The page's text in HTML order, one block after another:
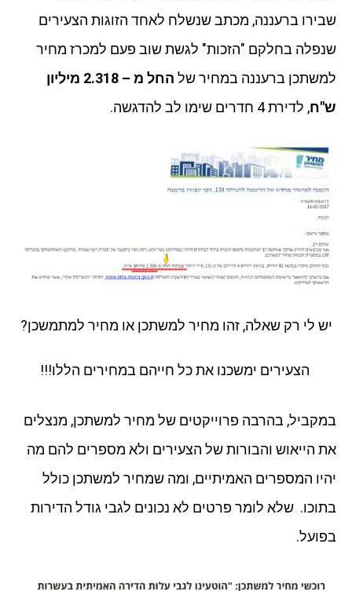
שבירו ברעננה, מכתב שנשלח לאחד הזוגות הצעירים
שנפלה בחלקם "הזכות" לגשת שוב פעם למכרז מחיר
למשתכן ברעננה במחיר של
החל מ – 2.318 מיליון
ש"ח, לדירת 4 חדרים שימו לב להדגשה.
יש לי רק שאלה, זהו מחיר למשתכן או מחיר למתמשכן?
הצעירים ימשכנו את כל חייהם במחירים הללו!!!
במקביל, בהרבה פרוייקטים של מחיר למשתכן, מנצלים
את הייאוש והבורות של הצעירים ולא מספרים להם מה
יהיו המספרים האמיתיים, ומה שמחיר למשתכן כולל
בתוכו. שלא לומר פרטים לא נכונים לגבי גודל הדירות
בפועל.